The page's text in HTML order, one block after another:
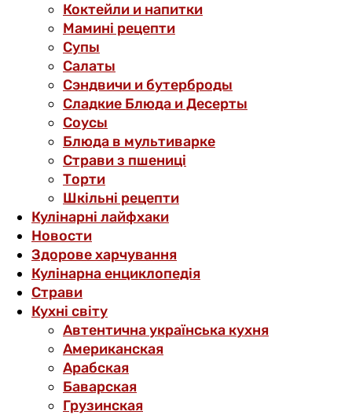
Коктейли и напитки
Мамині рецепти
Супы
Салаты
Сэндвичи и бутерброды
Сладкие Блюда и Десерты
Соусы
Блюда в мультиварке
Страви з пшениці
Торти
Шкільні рецепти
Кулінарні лайфхаки
Новости
Здорове харчування
Кулінарна енциклопедія
Страви
Кухні світу
Автентична українська кухня
Американская
Арабская
Баварская
Грузинская